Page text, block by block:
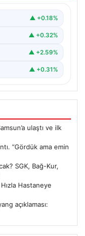
Şişli…
▲ +0.18%
▲ +0.32%
▲ +2.59%
▲ +0.31%
ulaştı ve ilk
“Gördük ama emin
SGK, Bağ-Kur,
Hastaneye
açıklaması: